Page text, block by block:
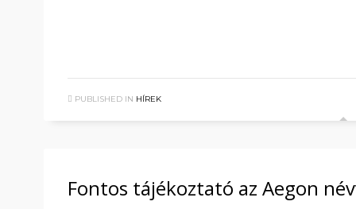
PUBLISHED IN HÍREK
Fontos tájékoztató az Aegon